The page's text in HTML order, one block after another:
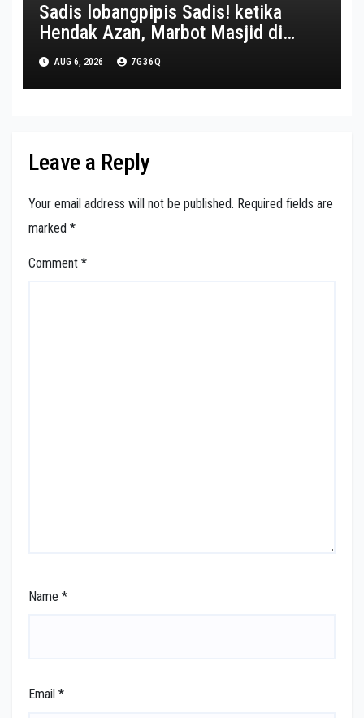
Sadis lobangpipis Sadis! ketika
Hendak Azan, Marbot Masjid di
Purwakarta Tewas Dibacok
Tetangganya – BicaraIndonesia.net
AUG 6, 2026 7G36Q
Leave a Reply
Your email address will not be published. Required fields are
marked *
Comment *
Name *
Email *